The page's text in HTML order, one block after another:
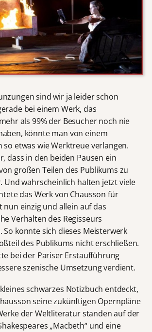
sind wir ja leider schon
bei einem Werk, das
als 99% der Besucher noch nie
könnte man von einem
so etwas wie Werktreue verlangen.
dass in den beiden Pausen ein
großen Teilen des Publikums zu
Und wahrscheinlich halten jetzt viele
das Werk von Chausson für
nun einzig und allein auf das
Verhalten des Regisseurs
konnte sich dieses Meisterwerk
des Publikums nicht erschließen.
bei der Pariser Erstaufführung
szenische Umsetzung verdient.
schwarzes Notizbuch entdeckt,
seine zukünftigen Opernpläne
der Weltliteratur standen auf der
„Macbeth“ und eine